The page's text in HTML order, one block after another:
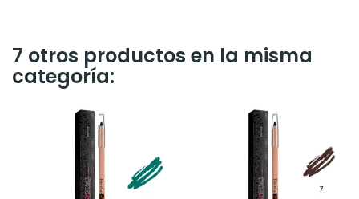
7 otros productos en la misma
categoría: